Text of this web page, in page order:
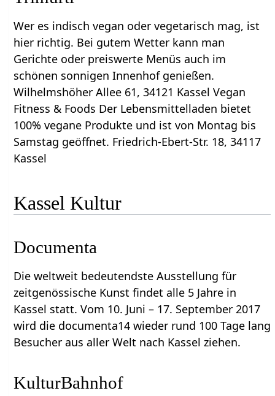
Wer es indisch vegan oder vegetarisch mag, ist
hier richtig. Bei gutem Wetter kann man
Gerichte oder preiswerte Menüs auch im
schönen sonnigen Innenhof genießen.
Wilhelmshöher Allee 61, 34121 Kassel Vegan
Fitness & Foods Der Lebensmittelladen bietet
100% vegane Produkte und ist von Montag bis
Samstag geöffnet. Friedrich-Ebert-Str. 18, 34117
Kassel
Kassel Kultur
Documenta
Die weltweit bedeutendste Ausstellung für
zeitgenössische Kunst findet alle 5 Jahre in
Kassel statt. Vom 10. Juni – 17. September 2017
wird die documenta14 wieder rund 100 Tage lang
Besucher aus aller Welt nach Kassel ziehen.
KulturBahnhof